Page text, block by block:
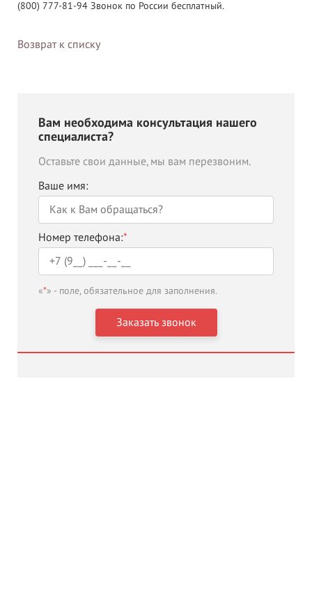
(800) 777-81-94 Звонок по России бесплатный.
Возврат к списку
Вам необходима консультация нашего
специалиста?
Оставьте свои данные, мы вам перезвоним.
Ваше имя:
Номер телефона:*
«*» - поле, обязательное для заполнения.